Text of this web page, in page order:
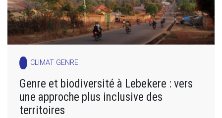
CLIMAT GENRE
Genre et biodiversité à Lebekere : vers
une approche plus inclusive des
territoires